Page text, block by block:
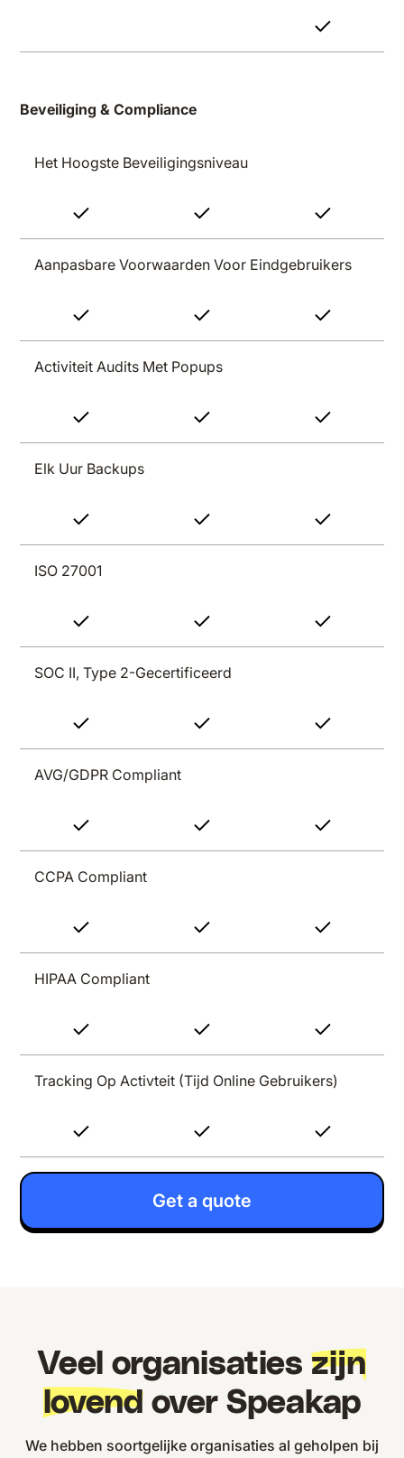
Beveiliging & Compliance
Het Hoogste Beveiligingsniveau
Aanpasbare Voorwaarden Voor Eindgebruikers
Activiteit Audits Met Popups
Elk Uur Backups
ISO 27001
SOC II, Type 2-Gecertificeerd
AVG/GDPR Compliant
CCPA Compliant
HIPAA Compliant
Tracking Op Activteit (tijd Online Gebruikers)
Get a quote
Veel organisaties zijn
lovend over Speakap
We hebben soortgelijke organisaties al geholpen bij